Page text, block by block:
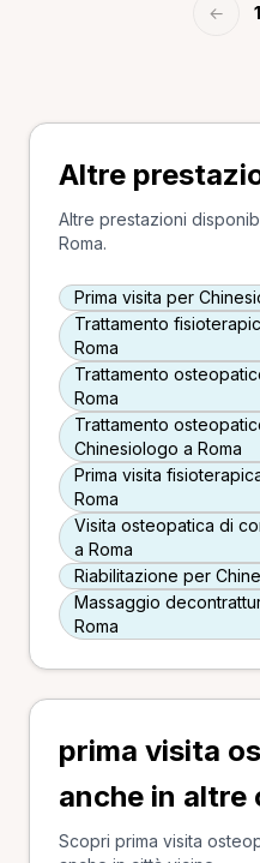
← 1
Altre
Altre prestazioni
Roma.
Prima visita per
Trattamento
Roma
Trattamento
Roma
Trattamento
Chinesiologo a Roma
Prima visita
Roma
Visita osteopatica di
a Roma
Riabilitazione per
Massaggio
Roma
prima visita
anche in altre
Scopri prima visita